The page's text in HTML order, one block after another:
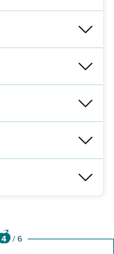
40 km da
dell’albergo, si
e le palazzine
servizio a buffet con
acqua dolce
4 /6